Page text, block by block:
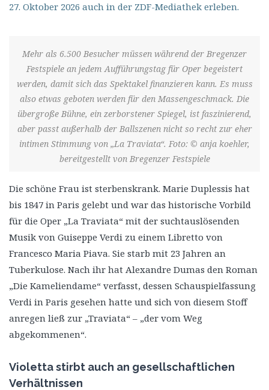
27. Oktober 2026 auch in der ZDF-Mediathek erleben.
Mehr als 6.500 Besucher müssen während der Bregenzer
Festspiele an jedem Aufführungstag für Oper begeistert
werden, damit sich das Spektakel finanzieren kann. Es muss
also etwas geboten werden für den Massengeschmack. Die
übergroße Bühne, ein zerborstener Spiegel, ist faszinierend,
aber passt außerhalb der Ballszenen nicht so recht zur eher
intimen Stimmung von „La Traviata“. Foto: © anja koehler,
bereitgestellt von Bregenzer Festspiele
Die schöne Frau ist sterbenskrank. Marie Duplessis hat
bis 1847 in Paris gelebt und war das historische Vorbild
für die Oper „La Traviata“ mit der suchtauslösenden
Musik von Guiseppe Verdi zu einem Libretto von
Francesco Maria Piava. Sie starb mit 23 Jahren an
Tuberkulose. Nach ihr hat Alexandre Dumas den Roman
„Die Kameliendame“ verfasst, dessen Schauspielfassung
Verdi in Paris gesehen hatte und sich von diesem Stoff
anregen ließ zur „Traviata“ – „der vom Weg
abgekommenen“.
Violetta stirbt auch an gesellschaftlichen
Verhältnissen